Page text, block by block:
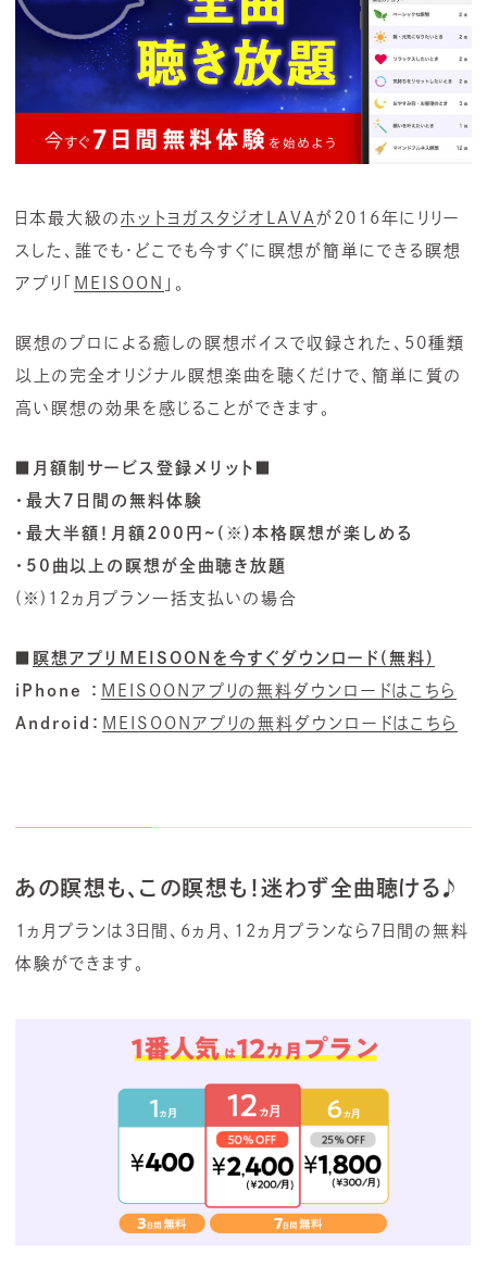
日本最大級の ホットヨガスタジオLAVA が2016年にリリー
スした、誰でも・どこでも今すぐに瞑想が簡単にできる瞑想
アプリ「
MEISOON 」。
瞑想のプロによる癒しの瞑想ボイスで収録された、50種類
以上の完全オリジナル瞑想楽曲を聴くだけで、簡単に質の
高い瞑想の効果を感じることができます。
■月額制サービス登録メリット■
・最大7日間の無料体験
・最大半額！月額200円~(※)本格瞑想が楽しめる
・50曲以上の瞑想が全曲聴き放題
(※)12ヵ月プラン一括支払いの場合
瞑想アプリMEISOONを今すぐダウンロード(無料)
iPhone ： MEISOONアプリの無料ダウンロードはこちら
Android： MEISOONアプリの無料ダウンロードはこちら
あの瞑想も、この瞑想も！迷わず全曲聴ける♪
1ヵ月プランは3日間、6ヵ月、12ヵ月プランなら7日間の無料
体験ができます。